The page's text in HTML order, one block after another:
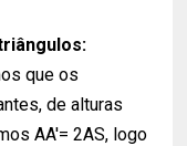
que os
de alturas
AA'= 2AS, logo